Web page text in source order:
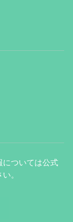
については公式
。